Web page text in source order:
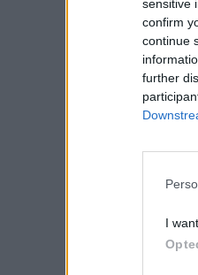
sensitive
confirm
continue
further
I